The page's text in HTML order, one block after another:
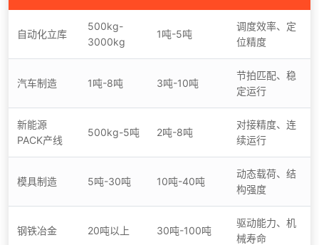
自动化立库
500kg-
3000kg
1吨-5吨
调度效率、定
位精度
汽车制造 1吨-8吨 3吨-10吨
节拍匹配、稳
定运行
新能源
PACK产线
500kg-5吨 2吨-8吨
对接精度、连
续运行
模具制造 5吨-30吨 10吨-40吨
动态载荷、结
构强度
钢铁冶金 20吨以上 30吨-100吨
驱动能力、机
械寿命